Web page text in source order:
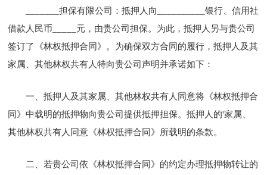
_______担保有限公司：抵押人向__________银行、信用社
借款人民币_____元，由贵公司担保。为此，抵押人另与贵公司
签订了《林权抵押合同》。为确保双方合同的履行，抵押人及其
家属、其他林权共有人特向贵公司声明并承诺如下：
一、抵押人及其家属、其他林权共有人同意将《林权抵押合
同》中载明的抵押物向贵公司提供抵押担保。抵押人的'家属、
其他林权共有人同意《林权抵押合同》所载明的条款。
二、若贵公司依《林权抵押合同》的约定办理抵押物转让的